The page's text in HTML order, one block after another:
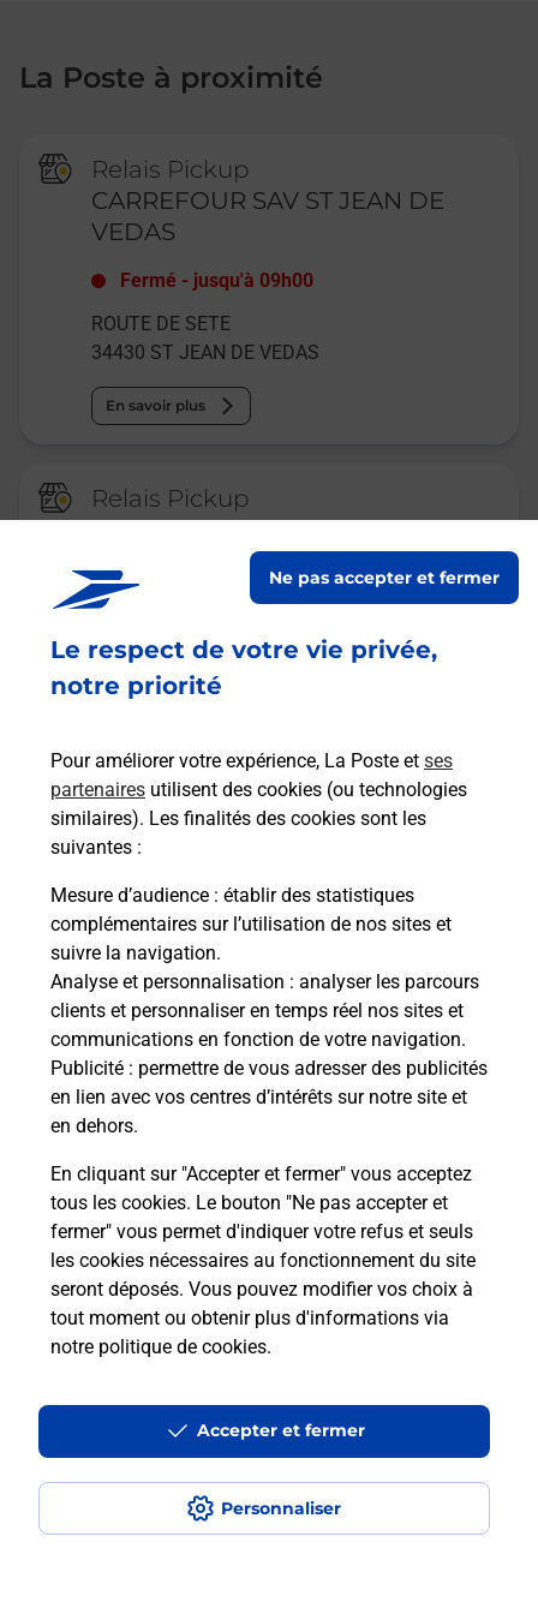
Le respect de votre vie privée,
notre priorité
Pour améliorer votre expérience, La Poste et ses
partenaires utilisent des cookies (ou technologies
similaires). Les finalités des cookies sont les
suivantes :
Mesure d’audience : établir des statistiques
complémentaires sur l’utilisation de nos sites et
suivre la navigation.
Analyse et personnalisation : analyser les parcours
clients et personnaliser en temps réel nos sites et
communications en fonction de votre navigation.
Publicité : permettre de vous adresser des publicités
en lien avec vos centres d’intérêts sur notre site et
en dehors.
En cliquant sur "Accepter et fermer" vous acceptez
tous les cookies. Le bouton "Ne pas accepter et
fermer" vous permet d'indiquer votre refus et seuls
les cookies nécessaires au fonctionnement du site
seront déposés. Vous pouvez modifier vos choix à
tout moment ou obtenir plus d'informations via
notre politique de cookies.
Personnaliser
Ne pas accepter et fermer
Accepter et fermer
La Poste à proximité
Relais Pickup
CARREFOUR SAV ST JEAN DE
VEDAS
Fermé - jusqu'à 09h00
ROUTE DE SETE
34430 ST JEAN DE VEDAS
En savoir plus
Relais Pickup
CONSIGNE CARREFOUR ST JEAN
jusqu'à 08h30
ROUTE DE SETE
34430 ST JEAN DE VEDAS
Malin !
La Poste
en ligne
Ouvert 24h/24
En savoir plus
ST JEAN DE VEDAS
GARAGE LIBRE EUROMASTER
Accessibilité : partiellement conforme
Conditions contractuelles
Mentions légales